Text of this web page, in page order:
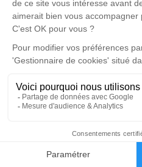
Faire-part
Un service de plantation
disponible ici.
Cérémonie religieuse
Eglise Notre-Dame de
2, Rue du Val